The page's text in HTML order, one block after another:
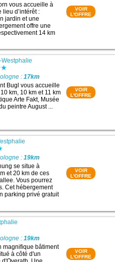
vous accueille à
lieu d’intérêt :
jardin et une
offre une
14 km
VOIR
L'OFFRE
:17km
Bugl vous accueille
km, 10 km et 11 km
Arte Fakt, Musée
peintre August ...
VOIR
L'OFFRE
:19km
se situe à
et 20 km de ces
Vous pourrez
Cet hébergement
parking privé gratuit
VOIR
L'OFFRE
:19km
magnifique bâtiment
à côté d'un
VOIR
L'OFFRE